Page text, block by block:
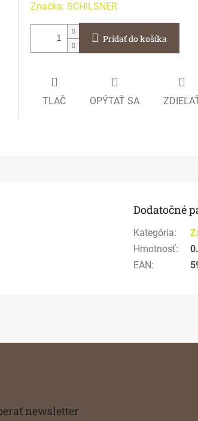
Značka: SCHILSNER
Pridať do košíka
TLAČ OPÝTAŤ SA
Dodatočné
Kategória:
Hmotnosť:
EAN:
newsletter